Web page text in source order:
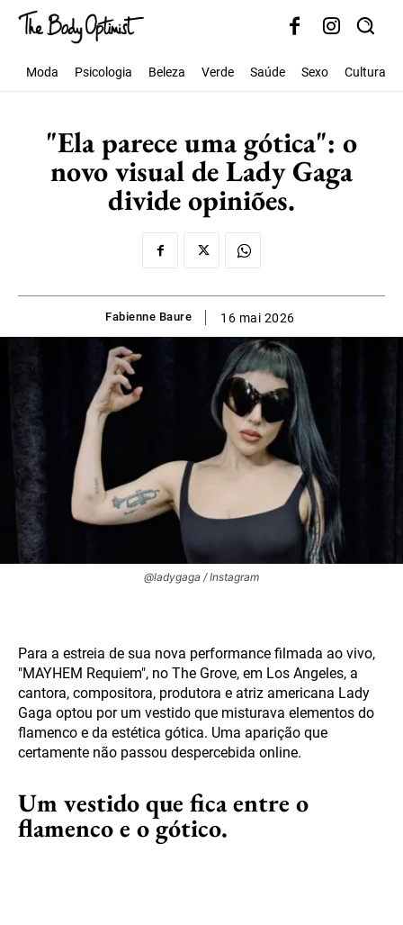
Moda Psicologia Beleza Verde Saúde Sexo Cultura
"Ela parece uma gótica": o
novo visual de Lady Gaga
divide opiniões.
Fabienne Baure 16 mai 2026
@ladygaga / Instagram
Para a estreia de sua nova performance filmada ao vivo,
"MAYHEM Requiem", no The Grove, em Los Angeles, a
cantora, compositora, produtora e atriz americana Lady
Gaga optou por um vestido que misturava elementos do
flamenco e da estética gótica. Uma aparição que
certamente não passou despercebida online.
Um vestido que fica entre o
flamenco e o gótico.